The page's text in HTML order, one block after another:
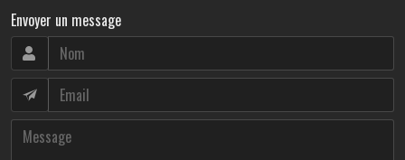
Envoyer un message